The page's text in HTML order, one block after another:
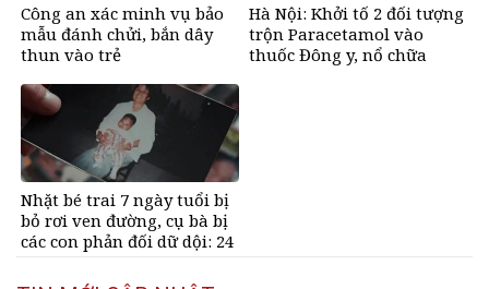
Công an xác minh vụ bảo
mẫu đánh chửi, bắn dây
thun vào trẻ
Hà Nội: Khởi tố 2 đối tượng
trộn Paracetamol vào
thuốc Đông y, nổ chữa
Nhặt bé trai 7 ngày tuổi bị
bỏ rơi ven đường, cụ bà bị
các con phản đối dữ dội: 24
động